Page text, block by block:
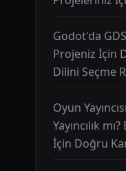
Godot'da
Projeniz İçin
Dilini Seçme
Oyun
Yayıncılık
İçin Doğru